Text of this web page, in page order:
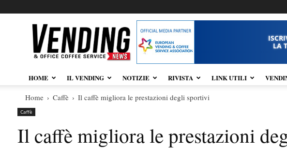
Vendingnews.it
LA
HOME IL VENDING NOTIZIE RIVISTA LINK UTILI
Home Caffè Il caffè migliora le prestazioni degli sportivi
Caffè
Il caffè migliora le prestazioni